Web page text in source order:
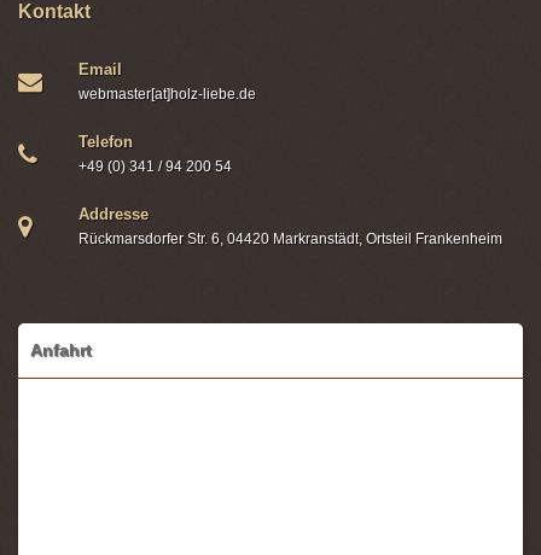
Kontakt
Email
webmaster[at]holz-liebe.de
Telefon
+49 (0) 341 / 94 200 54
Addresse
Rückmarsdorfer Str. 6, 04420 Markranstädt, Ortsteil Frankenheim
Anfahrt